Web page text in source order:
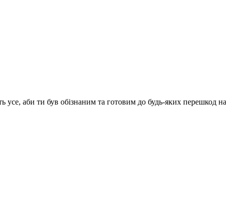
аби ти був обізнаним та готовим до будь-яких перешкод